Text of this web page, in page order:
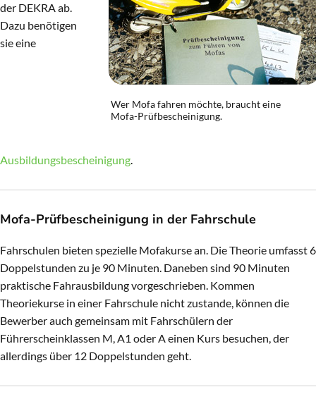
Wer Mofa fahren möchte, braucht eine
Mofa-Prüfbescheinigung.
der DEKRA ab.
Dazu benötigen
sie eine
Ausbildungsbescheinigung.
Mofa-Prüfbescheinigung in der Fahrschule
Fahrschulen bieten spezielle Mofakurse an. Die Theorie umfasst 6
Doppelstunden zu je 90 Minuten. Daneben sind 90 Minuten
praktische Fahrausbildung vorgeschrieben. Kommen
Theoriekurse in einer Fahrschule nicht zustande, können die
Bewerber auch gemeinsam mit Fahrschülern der
Führerscheinklassen M, A1 oder A einen Kurs besuchen, der
allerdings über 12 Doppelstunden geht.